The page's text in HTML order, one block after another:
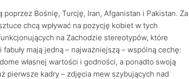
Bośnię, Turcję, Iran, Afganistan i Pakistan. Za
chcą wpływać na pozycję kobiet w tych
na Zachodzie stereotypów, które
mają jedną – najważniejszą – wspólną cechę:
własnej wartości i godności, a ponadto swoją
pierwsze kadry – zdjęcia mew szybujących nad